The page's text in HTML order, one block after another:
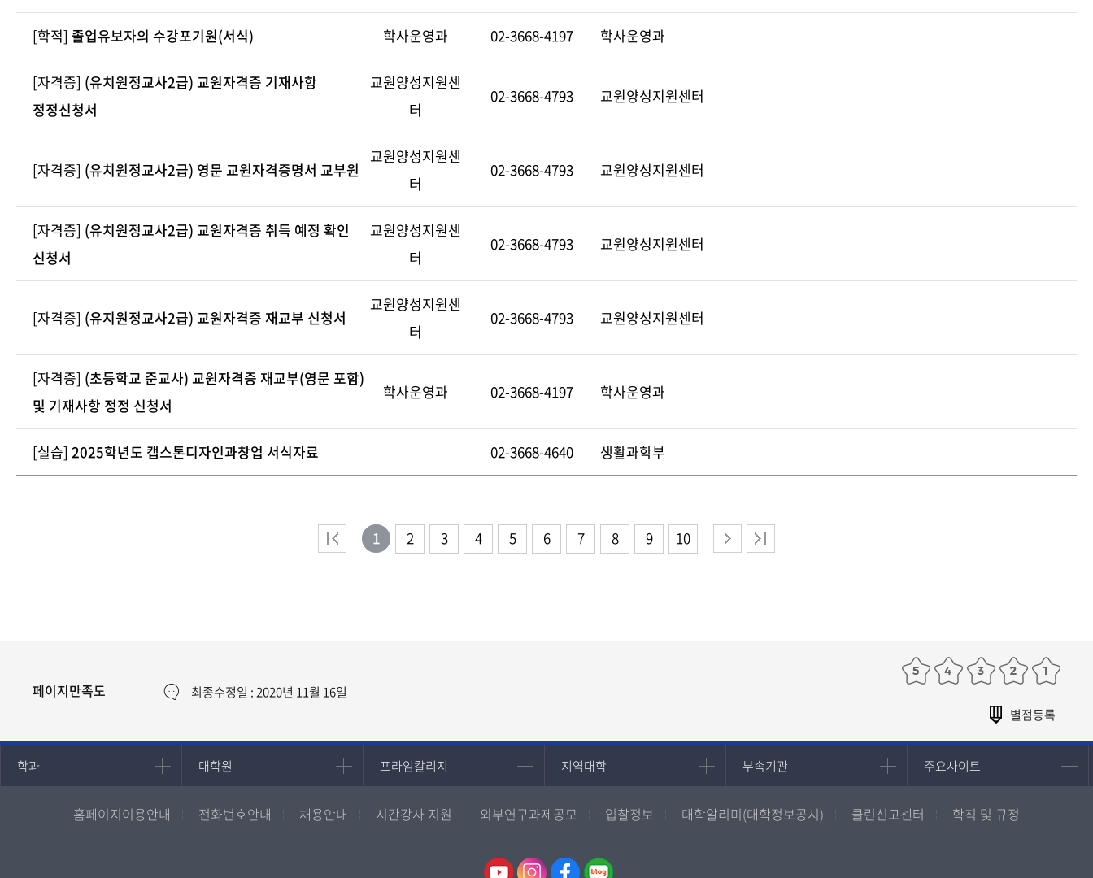
[학적] 졸업유보자의 수강포기원(서식) 학사운영과 02-3668-4197 학사운영과
[자격증] (유치원정교사2급) 교원자격증 기재사항
정정신청서
교원양성지원센
터
02-3668-4793 교원양성지원센터
[자격증] (유치원정교사2급) 영문 교원자격증명서 교부원
교원양성지원센
터
02-3668-4793 교원양성지원센터
[자격증] (유치원정교사2급) 교원자격증 취득 예정 확인
신청서
교원양성지원센
터
02-3668-4793 교원양성지원센터
[자격증] (유지원정교사2급) 교원자격증 재교부 신청서
교원양성지원센
터
02-3668-4793 교원양성지원센터
[자격증] (초등학교 준교사) 교원자격증 재교부(영문 포함)
및 기재사항 정정 신청서
학사운영과 02-3668-4197 학사운영과
[실습] 2025학년도 캡스톤디자인과창업 서식자료 02-3668-4640 생활과학부
1 2 3 4 5 6 7 8 9 10
페이지만족도 최종수정일 : 2020년 11월 16일
학과
인문과학대학
영어영문학과
대학원
대학원
경영대학원
프라임칼리지
프라임칼리지
평생교육과정
지역대학
지역대학
서울지역대학
대구경북지역대학
부속기관
부속기관
원격교육혁신연구원
주요사이트
주요사이트
진로심리상담
홈페이지이용안내 전화번호안내 채용안내 시간강사 지원 외부연구과제공모 입찰정보 대학알리미(대학정보공시) 클린신고센터 학칙 및 규정